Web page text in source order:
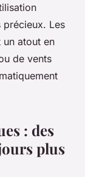
précieux. Les
un atout en
de vents
: des
plus